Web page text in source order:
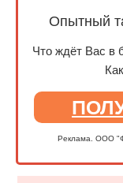
Опытный
Что ждёт Вас в
Реклама. ООО